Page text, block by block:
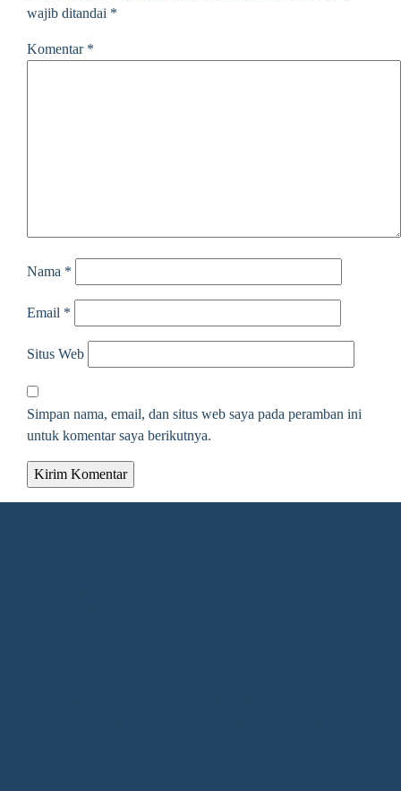
wajib ditandai *
Komentar *
Nama *
Email *
Situs Web
Simpan nama, email, dan situs web saya pada peramban ini
untuk komentar saya berikutnya.